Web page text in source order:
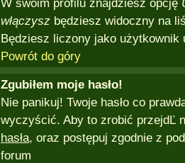
W swoim profilu znajdziesz opcję
włączysz będziesz widoczny na
Będziesz liczony jako użytkownik
Powrót do góry
Zgubiłem moje hasło!
Nie panikuj! Twoje hasło co
wyczyścić. Aby to zrobić przejdĽ
hasła, oraz postępuj zgodnie z
forum